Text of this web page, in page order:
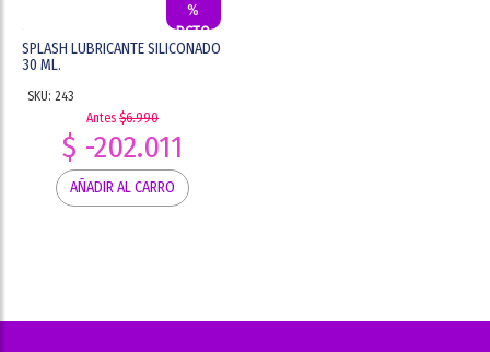
%
DCTO
SPLASH LUBRICANTE SILICONADO
30 ML.
SKU: 243
Antes $6.990
$ -202.011
AÑADIR AL CARRO